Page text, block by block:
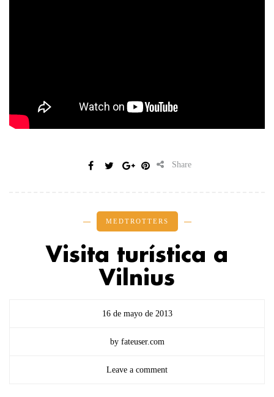
Share
MEDTROTTERS
Visita turística a
Vilnius
16 de mayo de 2013
by fateuser.com
Leave a comment